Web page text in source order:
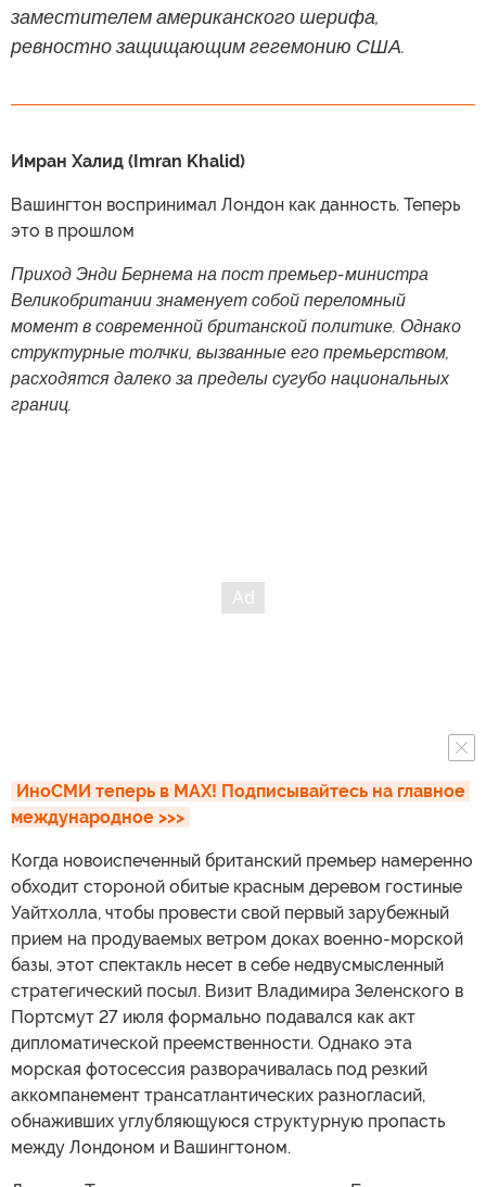
заместителем американского шерифа,
ревностно защищающим гегемонию США.
Имран Халид (Imran Khalid)
Вашингтон воспринимал Лондон как данность. Теперь
это в прошлом
Приход Энди Бернема на пост премьер-министра
Великобритании знаменует собой переломный
момент в современной британской политике. Однако
структурные толчки, вызванные его премьерством,
расходятся далеко за пределы сугубо национальных
границ.
ИноСМИ теперь в MAX! Подписывайтесь на главное
международное >>>
Когда новоиспеченный британский премьер намеренно
обходит стороной обитые красным деревом гостиные
Уайтхолла, чтобы провести свой первый зарубежный
прием на продуваемых ветром доках военно-морской
базы, этот спектакль несет в себе недвусмысленный
стратегический посыл. Визит Владимира Зеленского в
Портсмут 27 июля формально подавался как акт
дипломатической преемственности. Однако эта
морская фотосессия разворачивалась под резкий
аккомпанемент трансатлантических разногласий,
обнаживших углубляющуюся структурную пропасть
между Лондоном и Вашингтоном.